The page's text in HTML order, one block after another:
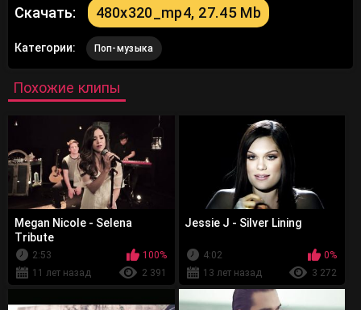
Скачать: 480x320_mp4, 27.45 Mb
Категории: Поп-музыка
Похожие клипы
Megan Nicole - Selena
Tribute
2:53
100%
11 лет назад
2 391
Jessie J - Silver Lining
4:02
0%
13 лет назад
3 272